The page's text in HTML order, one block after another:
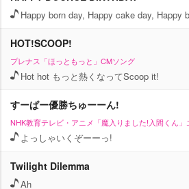
Happy born day, Happy cake day, Happy
HOT!SCOOP!
プレナス「ほっともっと」CMソング
Hot hot もっと熱くなってScoop it!
すーぱー優勝ちゅーーん!
NHK教育テレビ・アニメ「魔入りました!入間くん
よっしゃいくぞーーっ!
Twilight Dilemma
Ah